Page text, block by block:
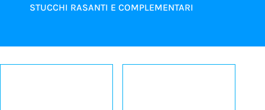
STUCCHI RASANTI E COMPLEMENTARI